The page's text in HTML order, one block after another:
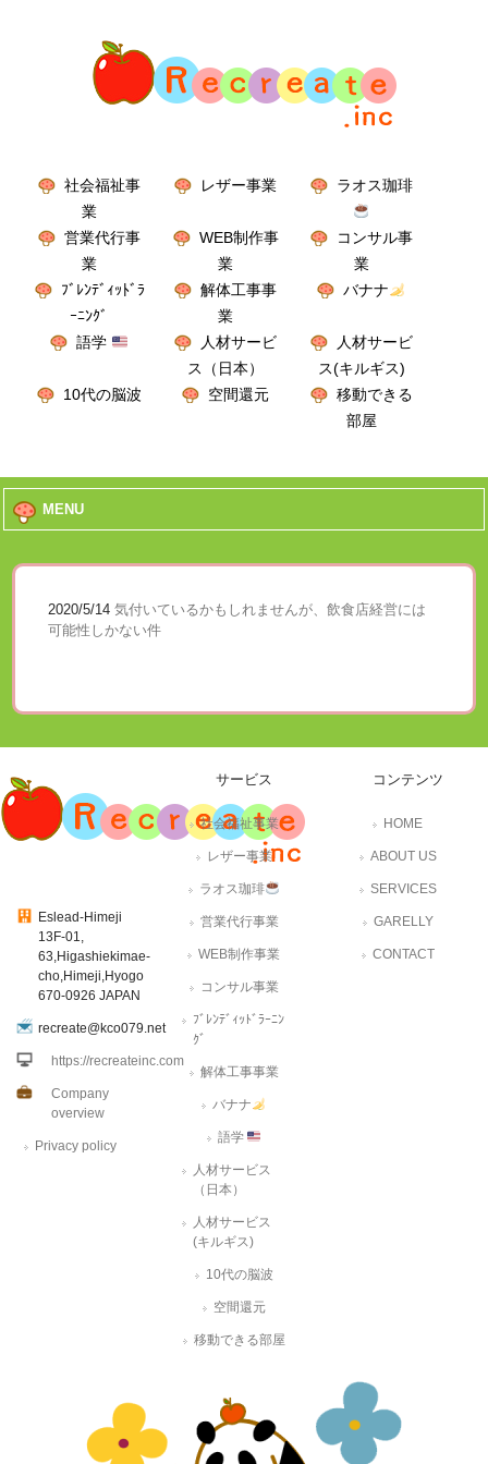
社会福祉事
業
レザー事業 ラオス珈琲
営業代行事
業
WEB制作事
業
コンサル事
業
ﾌﾞﾚﾝﾃﾞｨｯﾄﾞﾗ
ｰﾆﾝｸﾞ
解体工事事
業
バナナ
語学
人材サービ
ス（日本）
人材サービ
ス(キルギス)
10代の脳波
空間還元
移動できる
部屋
MENU
2020/5/14 気付いているかもしれませんが、飲食店経営には
可能性しかない件
Eslead-Himeji
13F-01,
63,Higashiekimae-
cho,Himeji,Hyogo
670-0926 JAPAN
recreate@kco079.net
https://recreateinc.com
Company
overview
Privacy policy
サービス
社会福祉事業
レザー事業
ラオス珈琲
営業代行事業
WEB制作事業
コンサル事業
ﾌﾞﾚﾝﾃﾞｨｯﾄﾞﾗｰﾆﾝ
ｸﾞ
解体工事事業
バナナ
語学
人材サービス
（日本）
人材サービス
(キルギス)
10代の脳波
空間還元
移動できる部屋
コンテンツ
HOME
ABOUT US
SERVICES
GARELLY
CONTACT